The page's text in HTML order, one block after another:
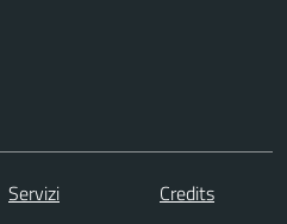
Servizi
Credits